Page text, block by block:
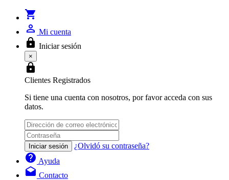
shopping_cart
person_outline Mi cuenta
lock Iniciar sesión
×
lock
Clientes Registrados
Si tiene una cuenta con nosotros, por favor acceda con sus
datos.
Iniciar sesión ¿Olvidó su contraseña?
help Ayuda
drafts Contacto